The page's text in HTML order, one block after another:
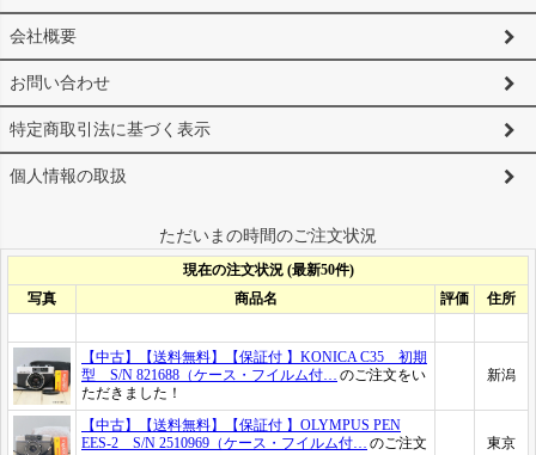
会社概要
お問い合わせ
特定商取引法に基づく表示
個人情報の取扱
ただいまの時間のご注文状況